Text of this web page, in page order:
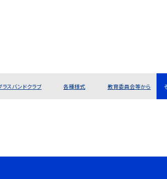
ラスバンドクラブ 各種様式 教育委員会等から